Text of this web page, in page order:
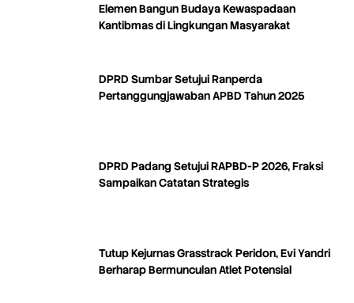
Elemen Bangun Budaya Kewaspadaan
Kantibmas di Lingkungan Masyarakat
DPRD Sumbar Setujui Ranperda
Pertanggungjawaban APBD Tahun 2025
DPRD Padang Setujui RAPBD-P 2026, Fraksi
Sampaikan Catatan Strategis
Tutup Kejurnas Grasstrack Peridon, Evi Yandri
Berharap Bermunculan Atlet Potensial